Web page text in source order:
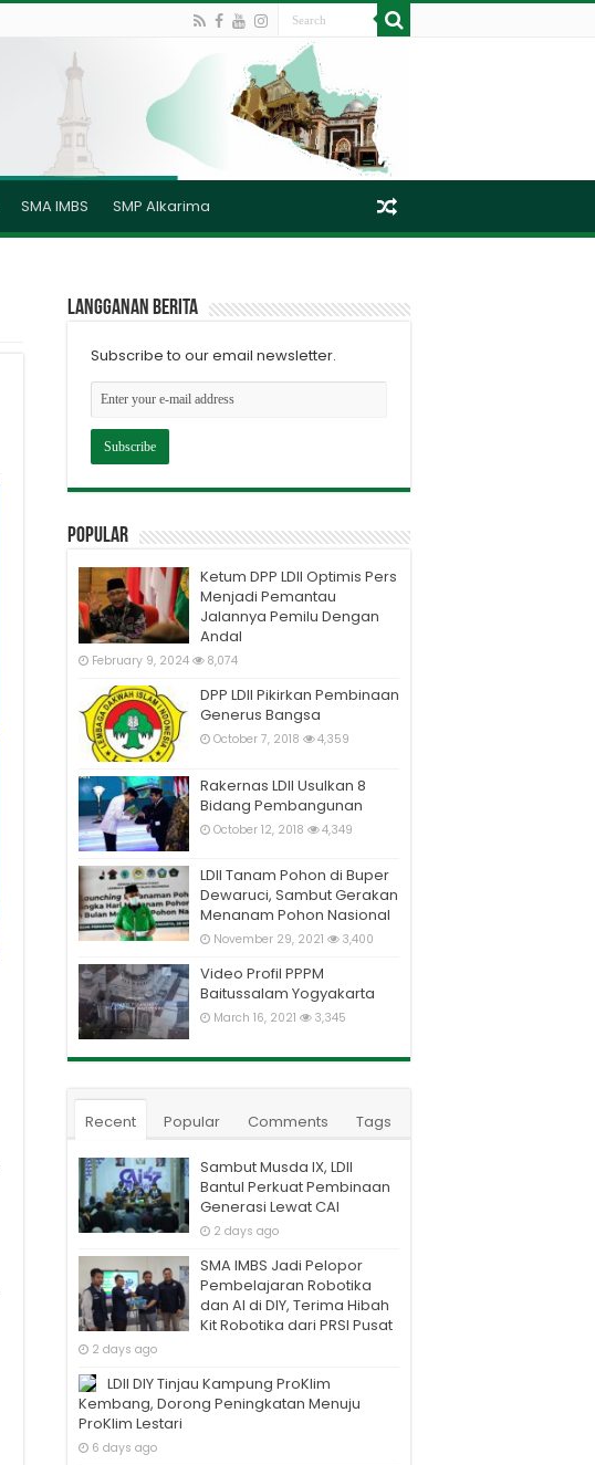
SMA IMBS SMP Alkarima
Langganan berita
Subscribe to our email newsletter.
Popular
Ketum DPP LDII Optimis Pers
Menjadi Pemantau
Jalannya Pemilu Dengan
Andal
February 9, 2024 8,074
DPP LDII Pikirkan Pembinaan
Generus Bangsa
October 7, 2018 4,359
Rakernas LDII Usulkan 8
Bidang Pembangunan
October 12, 2018 4,349
LDII Tanam Pohon di Buper
Dewaruci, Sambut Gerakan
Menanam Pohon Nasional
November 29, 2021 3,400
Video Profil PPPM
Baitussalam Yogyakarta
March 16, 2021 3,345
Recent Popular Comments Tags
Sambut Musda IX, LDII
Bantul Perkuat Pembinaan
Generasi Lewat CAI
2 days ago
SMA IMBS Jadi Pelopor
Pembelajaran Robotika
dan AI di DIY, Terima Hibah
Kit Robotika dari PRSI Pusat
2 days ago
LDII DIY Tinjau Kampung ProKlim
Kembang, Dorong Peningkatan Menuju
ProKlim Lestari
6 days ago